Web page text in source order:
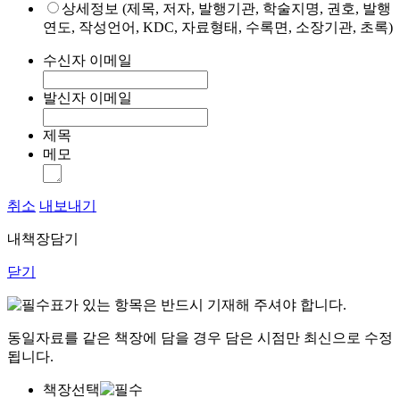
상세정보 (제목, 저자, 발행기관, 학술지명, 권호, 발행
연도, 작성언어, KDC, 자료형태, 수록면, 소장기관, 초록)
수신자 이메일
발신자 이메일
제목
메모
취소 내보내기
내책장담기
닫기
표가 있는 항목은 반드시 기재해 주셔야 합니다.
동일자료를 같은 책장에 담을 경우 담은 시점만 최신으로 수정
됩니다.
책장선택